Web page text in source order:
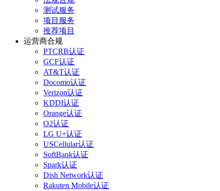
测试服务
项目服务
推荐项目
运营商合规
PTCRB认证
GCF认证
AT&T认证
Docomo认证
Verizon认证
KDDI认证
Orange认证
O2认证
LG U+认证
USCellular认证
SoftBank认证
Spark认证
Dish Network认证
Rakuten Mobile认证